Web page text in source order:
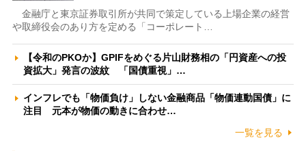
金融庁と東京証券取引所が共同で策定している上場企業の経営
や取締役会のあり方を定める「コーポレート…
【令和のPKOか】GPIFをめぐる片山財務相の「円資産への投
資拡大」発言の波紋 「国債重視」…
インフレでも「物価負け」しない金融商品「物価連動国債」に
注目 元本が物価の動きに合わせ…
一覧を見る